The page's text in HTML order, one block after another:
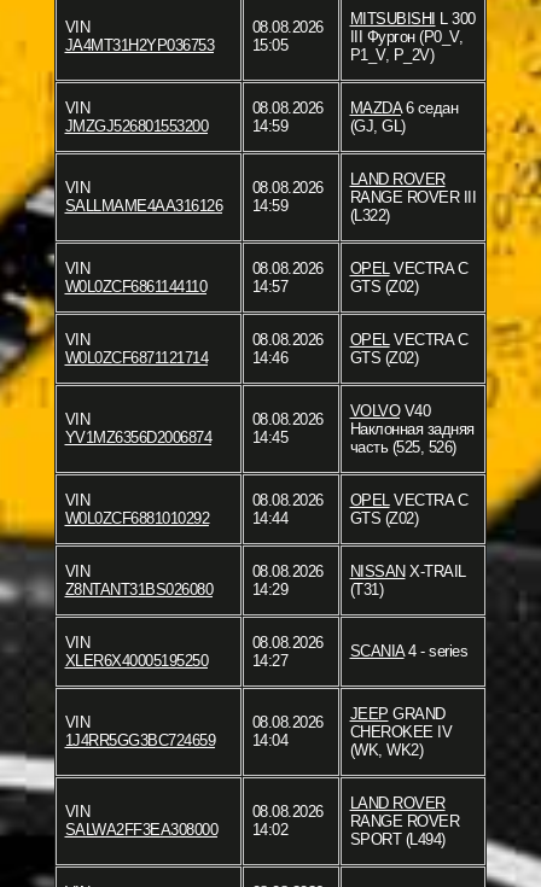
VIN
JA4MT31H2YP036753
08.08.2026
15:05
MITSUBISHI L 300
III Фургон (P0_V,
P1_V, P_2V)
VIN
JMZGJ526801553200
08.08.2026
14:59
MAZDA6 седан
(GJ, GL)
VIN
SALLMAME4AA316126
08.08.2026
14:59
LAND ROVER
RANGE ROVER III
(L322)
VIN
W0L0ZCF6861144110
08.08.2026
14:57
OPELVECTRA C
GTS (Z02)
VIN
W0L0ZCF6871121714
08.08.2026
14:46
OPELVECTRA C
GTS (Z02)
VIN
YV1MZ6356D2006874
08.08.2026
14:45
VOLVOV40
Наклонная задняя
часть (525, 526)
VIN
W0L0ZCF6881010292
08.08.2026
14:44
OPELVECTRA C
GTS (Z02)
VIN
Z8NTANT31BS026080
08.08.2026
14:29
NISSAN X-TRAIL
(T31)
VIN
XLER6X40005195250
08.08.2026
14:27
SCANIA4 - series
VIN
1J4RR5GG3BC724659
08.08.2026
14:04
JEEP GRAND
CHEROKEE IV
(WK, WK2)
VIN
SALWA2FF3EA308000
08.08.2026
14:02
LAND ROVER
RANGE ROVER
SPORT (L494)